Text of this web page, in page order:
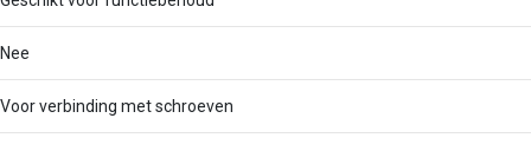
Nee
Voor verbinding met schroeven